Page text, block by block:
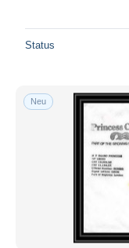
Gesamte Auswahl
Wohnsitz des
Status
Neu